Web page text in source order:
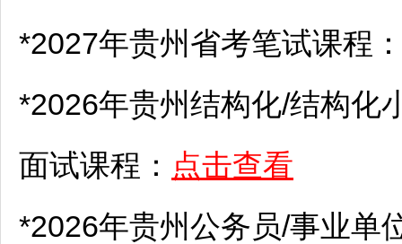
*2027年贵州省考笔试课程
*2026年贵州结构化/结构化
面试课程： 点击查看
*2026年贵州公务员/事业单